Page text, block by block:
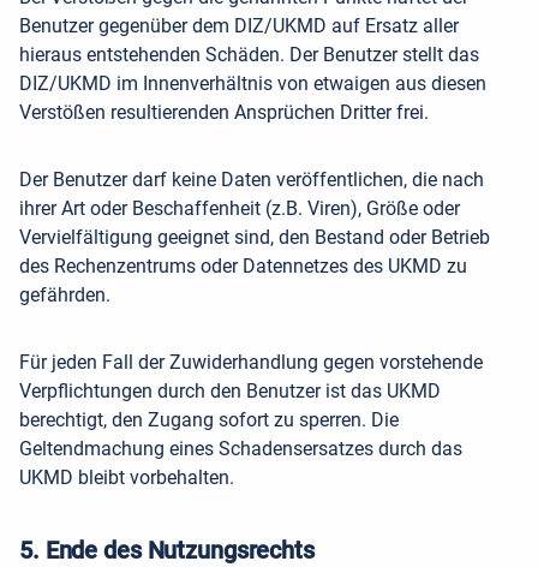
Benutzer gegenüber dem DIZ/UKMD auf Ersatz aller
hieraus entstehenden Schäden. Der Benutzer stellt das
DIZ/UKMD im Innenverhältnis von etwaigen aus diesen
Verstößen resultierenden Ansprüchen Dritter frei.
Der Benutzer darf keine Daten veröffentlichen, die nach
ihrer Art oder Beschaffenheit (z.B. Viren), Größe oder
Vervielfältigung geeignet sind, den Bestand oder Betrieb
des Rechenzentrums oder Datennetzes des UKMD zu
gefährden.
Für jeden Fall der Zuwiderhandlung gegen vorstehende
Verpflichtungen durch den Benutzer ist das UKMD
berechtigt, den Zugang sofort zu sperren. Die
Geltendmachung eines Schadensersatzes durch das
UKMD bleibt vorbehalten.
5. Ende des Nutzungsrechts